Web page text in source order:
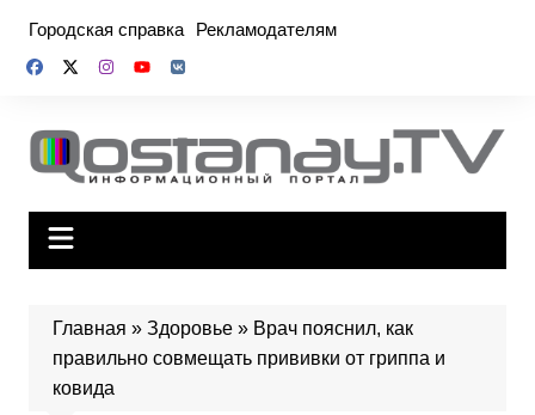
содержимому
Городская справка Рекламодателям
Главная » Здоровье» Врач пояснил, как
правильно совмещать прививки от гриппа и
ковида